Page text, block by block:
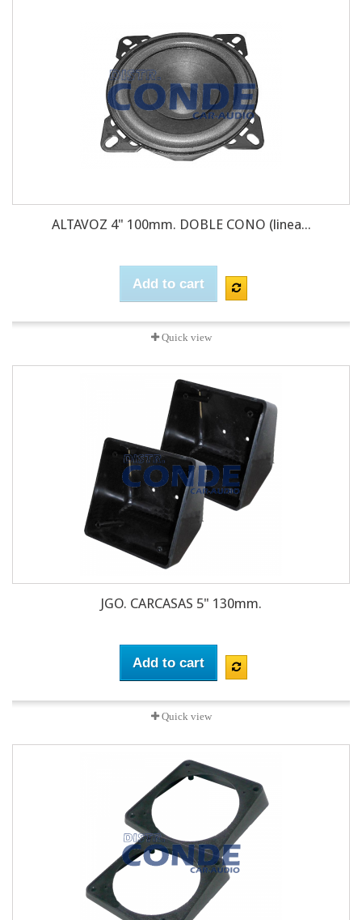
ALTAVOZ 4" 100mm. DOBLE CONO (linea...
Add to cart
Quick view
JGO. CARCASAS 5" 130mm.
Add to cart
Quick view